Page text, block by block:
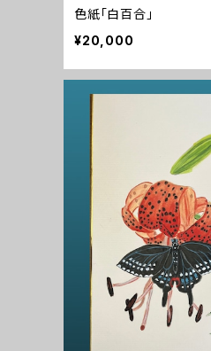
色紙「白百合」
¥20,000